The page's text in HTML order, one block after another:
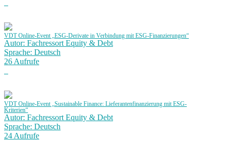
VDT Online-Event „ESG-Derivate in Verbindung mit ESG-Finanzierungen“
Autor: Fachressort Equity & Debt
Sprache: Deutsch
26 Aufrufe
VDT Online-Event „Sustainable Finance: Lieferantenfinanzierung mit ESG-
Kriterien“
Autor: Fachressort Equity & Debt
Sprache: Deutsch
24 Aufrufe